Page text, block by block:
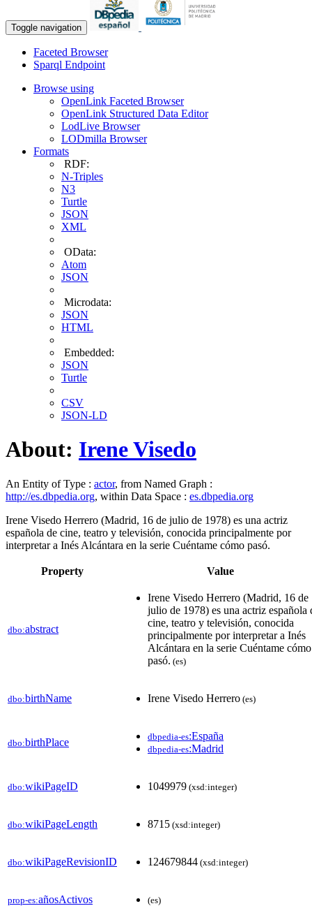
Toggle navigation
Faceted Browser
Sparql Endpoint
Browse using
OpenLink Faceted Browser
OpenLink Structured Data Editor
LodLive Browser
LODmilla Browser
Formats
RDF:
N-Triples
N3
Turtle
JSON
XML
OData:
Atom
JSON
Microdata:
JSON
HTML
Embedded:
JSON
Turtle
CSV
JSON-LD
About: Irene Visedo
An Entity of Type : actor, from Named Graph :
http://es.dbpedia.org, within Data Space : es.dbpedia.org
Irene Visedo Herrero (Madrid, 16 de julio de 1978) es una actriz
española de cine, teatro y televisión,​ conocida principalmente por
interpretar a Inés Alcántara en la serie Cuéntame cómo pasó.
Property Value
dbo:abstract
Irene Visedo Herrero (Madrid, 16 de
julio de 1978) es una actriz española
cine, teatro y televisión,​ conocida
principalmente por interpretar a Inés
Alcántara en la serie Cuéntame cómo
pasó. (es)
dbo:birthName Irene Visedo Herrero (es)
dbo:birthPlace dbpedia-es:España
dbpedia-es:Madrid
dbo:wikiPageID 1049979 (xsd:integer)
dbo:wikiPageLength 8715 (xsd:integer)
dbo:wikiPageRevisionID 124679844 (xsd:integer)
prop-es:añosActivos (es)